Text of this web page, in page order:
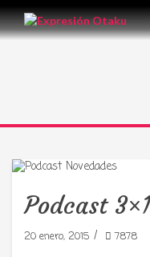
Podcast
20 enero, 2015 / 7878